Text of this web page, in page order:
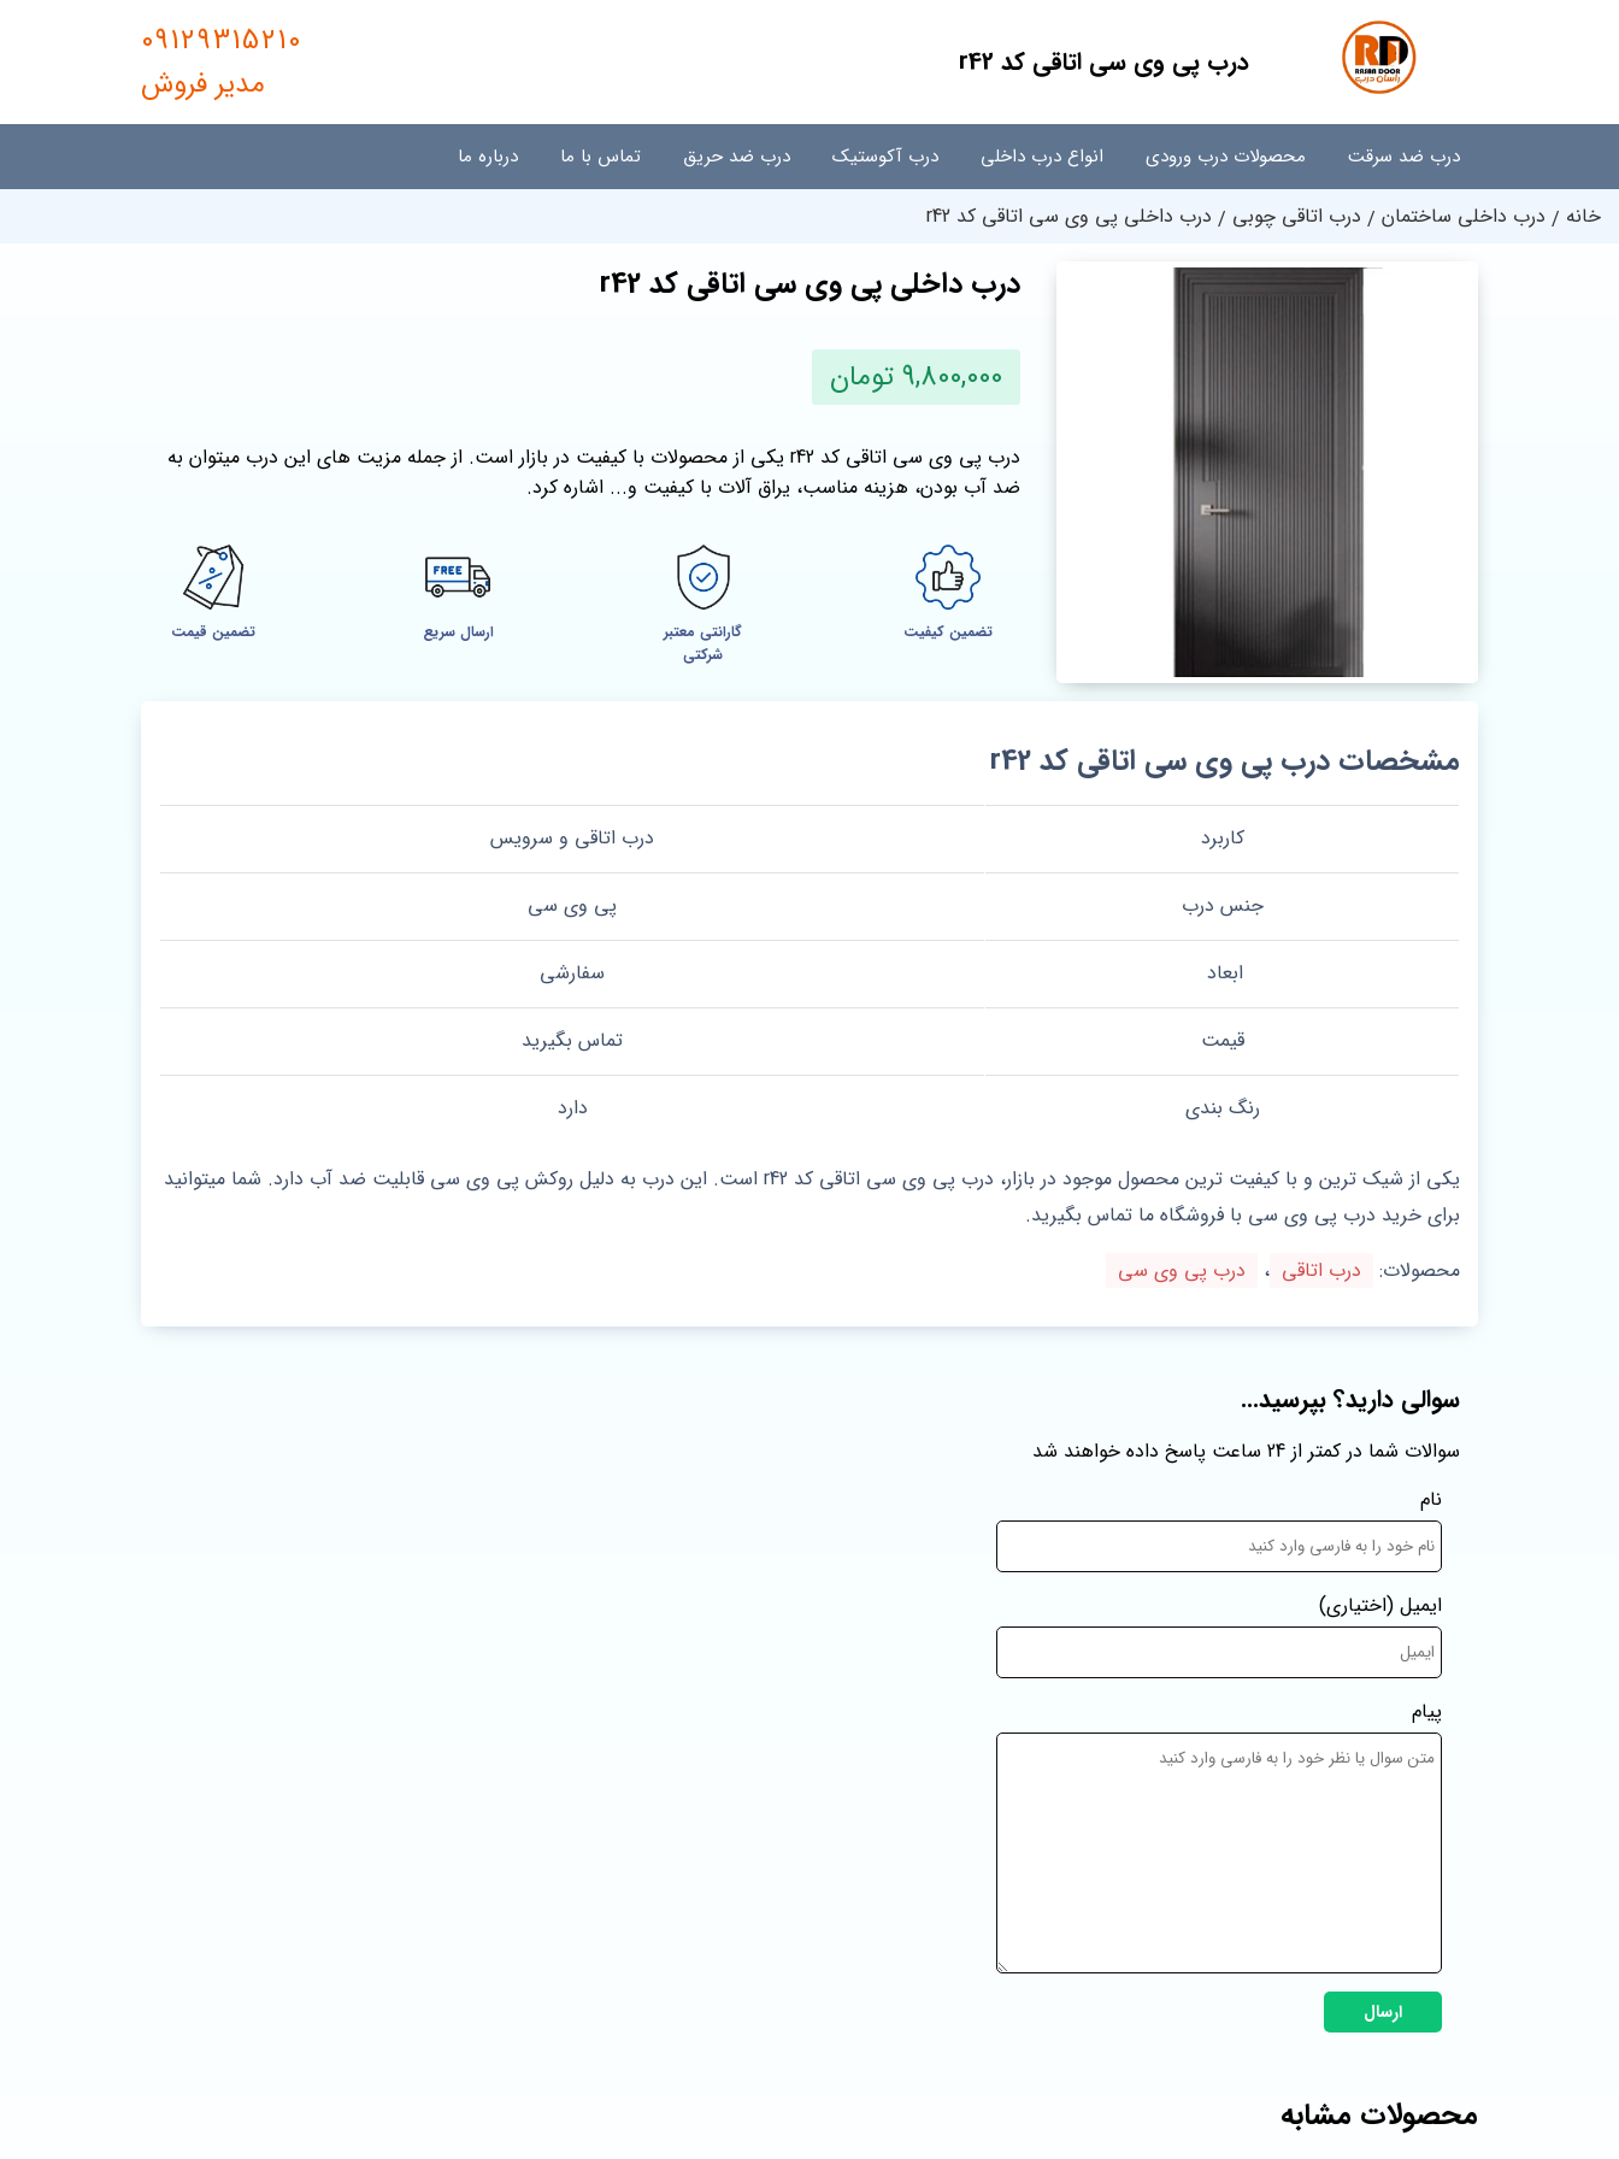
درب پی وی سی اتاقی کد r42
09129315210
مدیر فروش
درب ضد سرقت محصولات درب ورودی انواع درب داخلی درب آکوستیک درب ضد حریق تماس با ما درباره ما
خانه درب داخلی ساختمان درب اتاقی چوبی درب داخلی پی وی سی اتاقی کد r42
درب داخلی پی وی سی اتاقی کد r42
9,800,000 تومان
درب پی وی سی اتاقی کد r42 یکی از محصولات با کیفیت در بازار است. از جمله مزیت های این درب میتوان به
ضد آب بودن، هزینه مناسب، یراق آلات با کیفیت و... اشاره کرد.
تضمین کیفیت
گارانتی معتبر
شرکتی
ارسال سریع تضمین قیمت
مشخصات درب پی وی سی اتاقی کد r42
کاربرد درب اتاقی و سرویس
جنس درب پی وی سی
ابعاد سفارشی
قیمت تماس بگیرید
رنگ بندی دارد
یکی از شیک ترین و با کیفیت ترین محصول موجود در بازار، درب پی وی سی اتاقی کد r42 است. این درب به دلیل روکش پی وی سی قابلیت ضد آب دارد. شما میتوانید
برای خرید درب پی وی سی با فروشگاه ما تماس بگیرید.
محصولات:
درب اتاقی ، درب پی وی سی
سوالی دارید؟ بپرسید...
سوالات شما در کمتر از 24 ساعت پاسخ داده خواهند شد
نام
ایمیل (اختیاری)
پیام
ارسال
محصولات مشابه